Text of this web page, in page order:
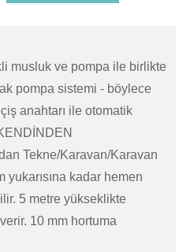
musluk ve pompa ile birlikte
pompa sistemi - böylece
anahtarı ile otomatik
Tekne/Karavan/Karavan
yukarısına kadar hemen
5 metre yükseklikte
10 mm hortuma